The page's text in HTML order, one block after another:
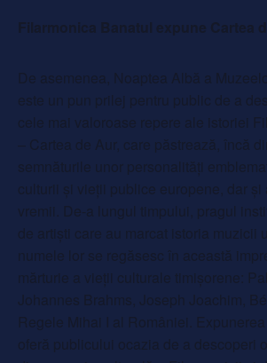
Filarmonica Banatul expune Cartea
De asemenea, Noaptea Albă a
este un pun prilej pentru public de a
cele mai valoroase repere ale istoriei
– Cartea de Aur, care păstrează, încă
semnăturile unor personalități
culturii și vieții publice europene, dar și
vremii. De-a lungul timpului, pragul
de artiști care au marcat istoria muzicii
numele lor se regăsesc în această
mărturie a vieții culturale timișorene:
Johannes Brahms, Joseph Joachim,
Regele Mihai I al României. Expunerea
oferă publicului ocazia de a descoperi